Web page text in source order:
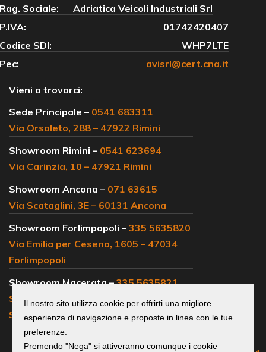
Rag. Sociale: Adriatica Veicoli Industriali Srl
P.IVA:
01742420407
Codice SDI:
WHP7LTE
Pec:
avisrl@cert.cna.it
Vieni a trovarci:
Sede Principale – 0541 683311
Via Orsoleto, 288 – 47922 Rimini
Showroom Rimini – 0541 623694
Via Carinzia, 10 – 47921 Rimini
Showroom Ancona – 071 63615
Via Scataglini, 3E – 60131 Ancona
Showroom Forlimpopoli – 335 5635820
Via Emilia per Cesena, 1605 – 47034
Forlimpopoli
Showroom Macerata –335 5635821
SS 77, km 102 – 62019 Loc.
Sambucheto Recanati
Centralino e
Il nostro sito utilizza cookie per offrirti una migliore
esperienza di navigazione e proposte in linea con le tue
preferenze.
Premendo "Nega" si attiveranno comunque i cookie